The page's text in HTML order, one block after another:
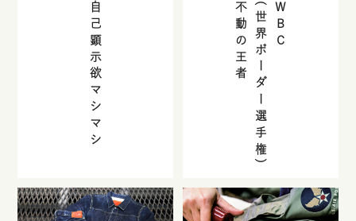
自己顕示欲マシマシ WBC
(世界ボーダー選手権)
不動の王者